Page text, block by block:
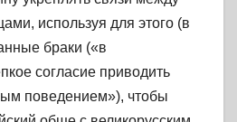
используя для этого (в
браки («в
согласие приводить
поведением»), чтобы